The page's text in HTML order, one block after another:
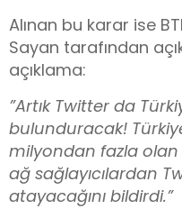
Alınan bu karar ise
Sayan tarafından
açıklama:
”Artık Twitter da
bulunduracak!
milyondan fazla olan
ağ sağlayıcılardan
atayacağını bildirdi.”